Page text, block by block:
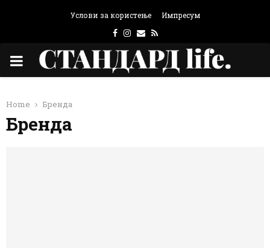
Услови за користење Импресум
Facebook
Instagram
Email
Rss
PRIMARY
Home Бренда
Бренда